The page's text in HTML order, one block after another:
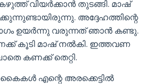
വിയർക്കാൻ തുടങ്ങി. മാഷ്‌
അദ്ദേഹത്തിന്റെ
ഉയർന്നു വരുന്നത് ഞാൻ കണ്ടു.
കൂടി മാഷ്‌ നൽകി. ഇത്തവണ
കണക്ക് തെറ്റി.
കൈകൾ എന്റെ അരക്കെട്ടിൽ